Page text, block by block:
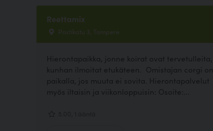
Reettamix
Postikatu 3, Tampere
Hierontapaikka, jonne koirat ovat tervetulleita,
kunhan ilmoitat etukäteen. Omistajan corgi on
paikalla, jos muuta ei sovita. Hierontapalvelut
myös iltaisin ja viikonloppuisin: Osoite:...